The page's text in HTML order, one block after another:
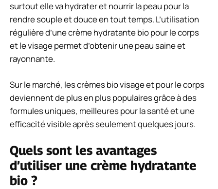
surtout elle va hydrater et nourrir la peau pour la
rendre souple et douce en tout temps. L’utilisation
régulière d’une crème hydratante bio pour le corps
et le visage permet d’obtenir une peau saine et
rayonnante.
Sur le marché, les crèmes bio visage et pour le corps
deviennent de plus en plus populaires grâce à des
formules uniques, meilleures pour la santé et une
efficacité visible après seulement quelques jours.
Quels sont les avantages
d’utiliser une crème hydratante
bio ?